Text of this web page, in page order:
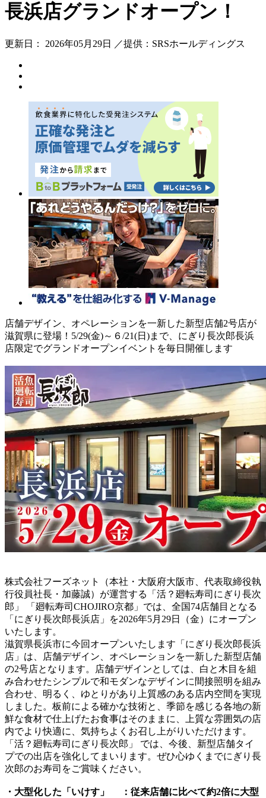
長浜店グランドオープン！
更新日： 2026年05月29日 ／提供：SRSホールディングス
店舗デザイン、オペレーションを一新した新型店舗2号店が
滋賀県に登場！5/29(金)～６/21(日)まで、にぎり長次郎長浜
店限定でグランドオープンイベントを毎日開催します
株式会社フーズネット（本社・大阪府大阪市、代表取締役執
行役員社長・加藤誠）が運営する「活？廻転寿司にぎり長次
郎」 「廻転寿司CHOJIRO京都」では、全国74店舗目となる
「にぎり長次郎長浜店」を2026年5月29日（金）にオープン
いたします。
滋賀県長浜市に今回オープンいたします「にぎり長次郎長浜
店」は、店舗デザイン、オペレーションを一新した新型店舗
の2号店となります。店舗デザインとしては、白と木目を組
み合わせたシンプルで和モダンなデザインに間接照明を組み
合わせ、明るく、ゆとりがあり上質感のある店内空間を実現
しました。板前による確かな技術と、季節を感じる各地の新
鮮な食材で仕上げたお食事はそのままに、上質な雰囲気の店
内でより快適に、気持ちよくお召し上がりいただけます。
「活？廻転寿司にぎり長次郎」 では、今後、新型店舗タイ
プでの出店を強化してまいります。ぜひ心ゆくまでにぎり長
次郎のお寿司をご賞味ください。
・大型化した「いけす」 ：従来店舗に比べて約2倍に大型